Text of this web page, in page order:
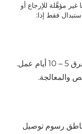
مؤهَّلة للإرجاع أو
فقط إذا:
رسوم توصيل